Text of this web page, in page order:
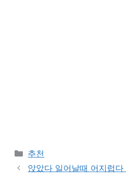
카
테
추천
앉았다 일어날때 어지럽